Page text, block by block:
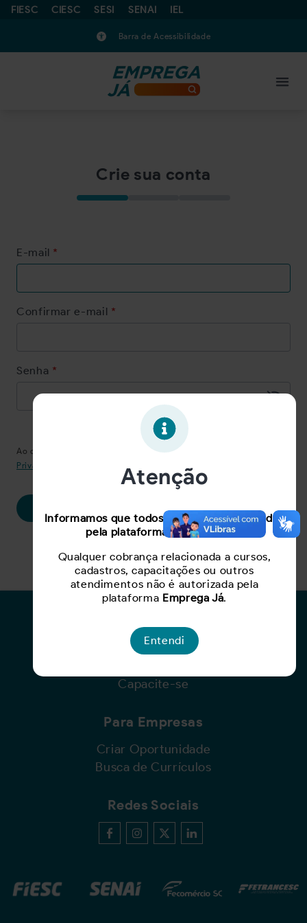
FIESC CIESC SESI SENAI IEL
Barra de Acessibilidade
Crie sua conta
E-mail *
Confirmar e-mail *
Senha *
Ao clicar em 'Continuar', você concorda com nossa
Privacidade
Continuar
Já tem cadastro?Clique aqui
Busca de Oportunidades
Capacite-se
Para Empresas
Criar Oportunidade
Busca de Currículos
Redes Sociais
Atenção
Informamos que todos os serviços oferecidos
pela plataforma são gratuitos.
Qualquer cobrança relacionada a cursos,
cadastros, capacitações ou outros
atendimentos não é autorizada pela
plataforma Emprega Já.
Entendi